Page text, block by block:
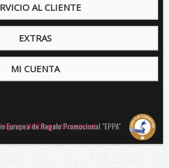
AL CLIENTE
EXTRAS
MI CUENTA
Webs pentacorp.net
Europea de Regalo Promocional "EPPA"